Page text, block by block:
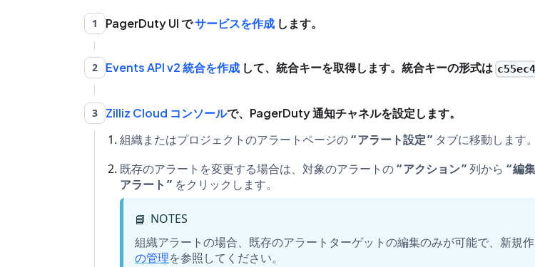
1 PagerDuty UI でサービスを作成 します。
2 Events API v2 統合を作成 して、統合キーを取得します。統合キーの形式は
3 Zilliz Cloud コンソールで、PagerDuty 通知チャネルを設定します。
組織またはプロジェクトのアラートページの アラート設定
タブに移動します。
既存のアラートを変更する場合は、対象のアラートの
アクション 列から 編集
アラート
をクリックします。
📘 NOTES
組織アラートの場合、既存のアラートターゲットの編集のみが可能で、新規
の管理を参照してください。